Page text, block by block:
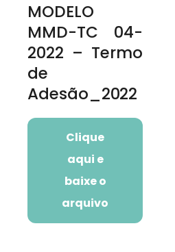
MODELO
MMD-TC 04-
2022 – Termo
de
Adesão_2022
Clique
aqui e
baixe o
arquivo